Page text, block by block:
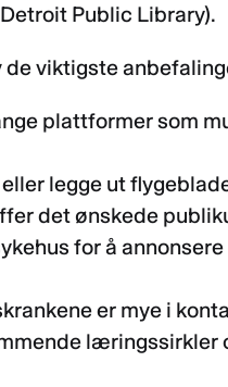
Public Library).
de viktigste
plattformer som
legge ut
det ønskede
for å
er mye i
læringssirkler